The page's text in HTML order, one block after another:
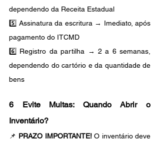
dependendo da Receita Estadual
5️⃣ Assinatura da escritura → Imediato, após
pagamento do ITCMD
6️⃣ Registro da partilha → 2 a 6 semanas,
dependendo do cartório e da quantidade de
bens
6 Evite Multas: Quando Abrir o
Inventário?
📌 PRAZO IMPORTANTE! O inventário deve